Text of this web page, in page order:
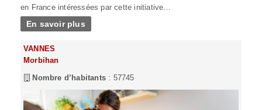
en France intéressées par cette initiative...
En savoir plus
VANNES
Morbihan
Nombre d’habitants : 57745